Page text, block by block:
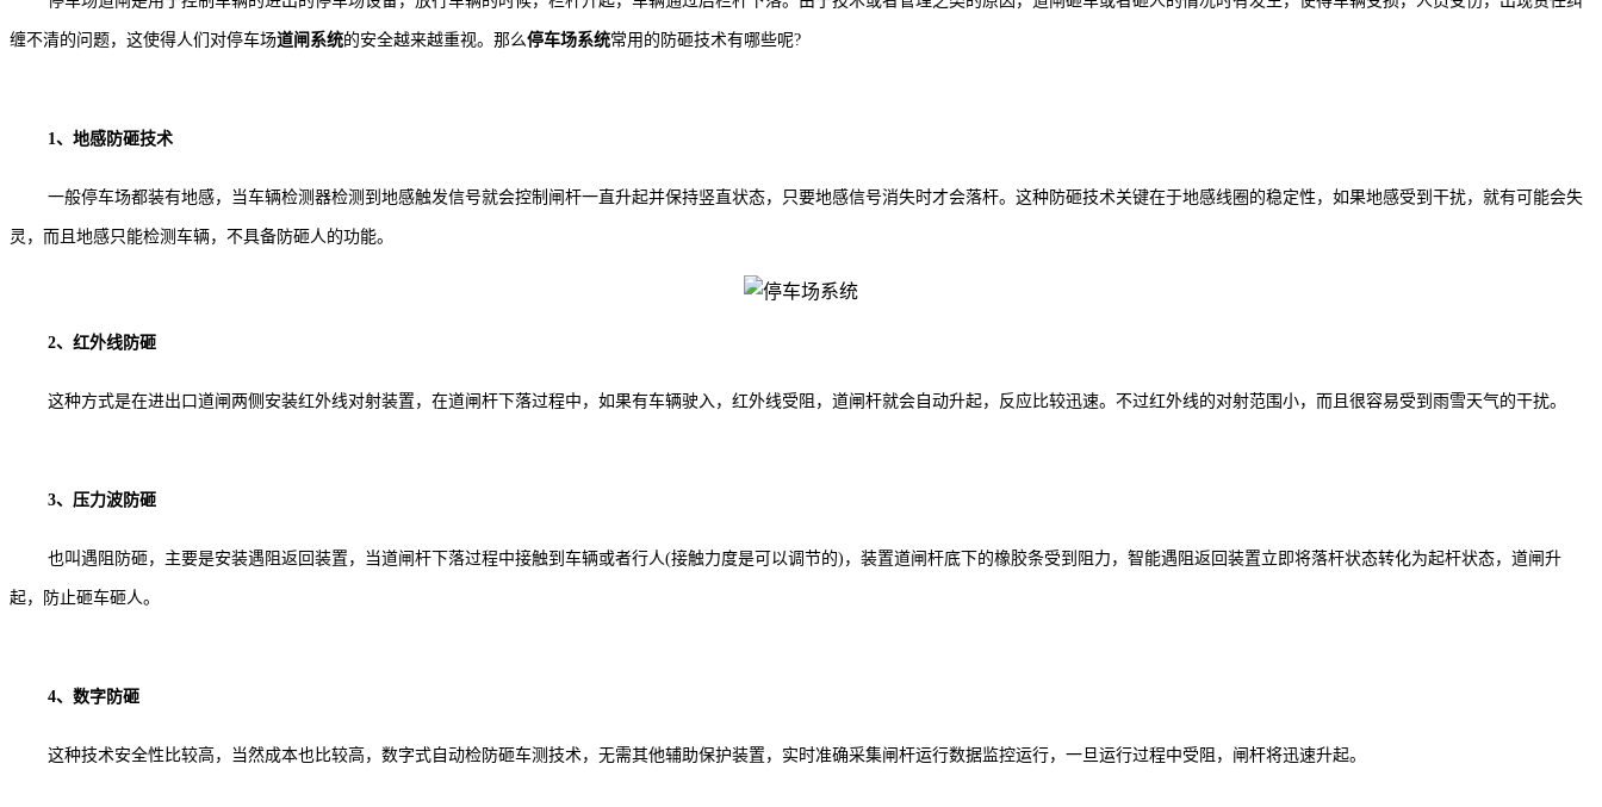
缠不清的问题，这使得人们对停车场道闸系统的安全越来越重视。那么停车场系统常用的防砸技术有哪些呢?
1、地感防砸技术
一般停车场都装有地感，当车辆检测器检测到地感触发信号就会控制闸杆一直升起并保持竖直状态，只要地感信号消失时才会落杆。这种防砸技术关键在于地感线圈的稳定性，如果地感受到干扰，就有可能会失
灵，而且地感只能检测车辆，不具备防砸人的功能。
2、红外线防砸
这种方式是在进出口道闸两侧安装红外线对射装置，在道闸杆下落过程中，如果有车辆驶入，红外线受阻，道闸杆就会自动升起，反应比较迅速。不过红外线的对射范围小，而且很容易受到雨雪天气的干扰。
3、压力波防砸
也叫遇阻防砸，主要是安装遇阻返回装置，当道闸杆下落过程中接触到车辆或者行人(接触力度是可以调节的)，装置道闸杆底下的橡胶条受到阻力，智能遇阻返回装置立即将落杆状态转化为起杆状态，道闸升
起，防止砸车砸人。
4、数字防砸
这种技术安全性比较高，当然成本也比较高，数字式自动检防砸车测技术，无需其他辅助保护装置，实时准确采集闸杆运行数据监控运行，一旦运行过程中受阻，闸杆将迅速升起。